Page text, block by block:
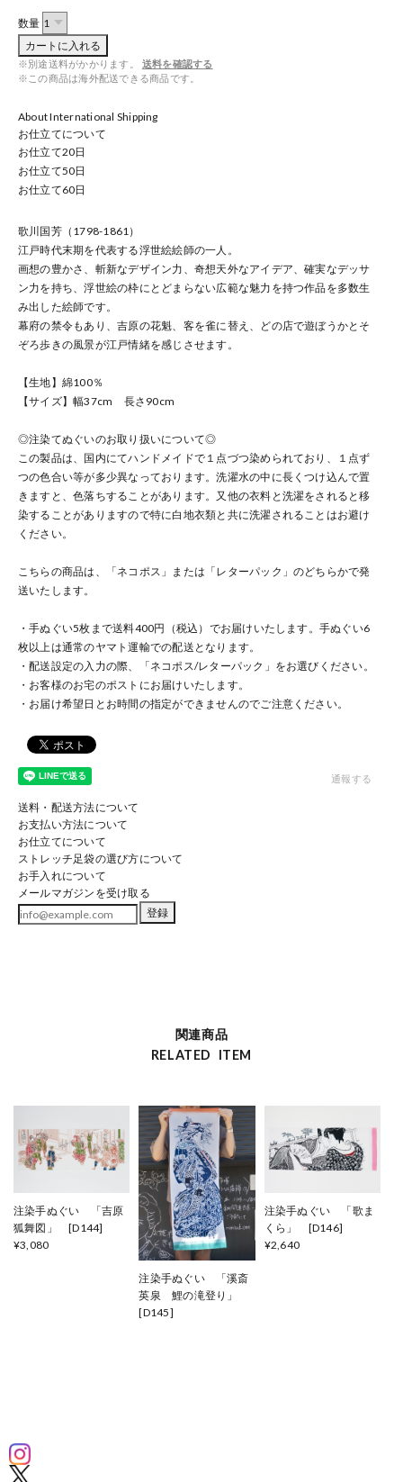
数量
カートに入れる
※別途送料がかかります。
送料を確認する
※この商品は海外配送できる商品です。
About International Shipping
お仕立てについて
お仕立て20日
お仕立て50日
お仕立て60日
歌川国芳（1798-1861）
江戸時代末期を代表する浮世絵絵師の一人。
画想の豊かさ、斬新なデザイン力、奇想天外なアイデア、確実なデッサ
ン力を持ち、浮世絵の枠にとどまらない広範な魅力を持つ作品を多数生
み出した絵師です。
幕府の禁令もあり、吉原の花魁、客を雀に替え、どの店で遊ぼうかとそ
ぞろ歩きの風景が江戸情緒を感じさせます。
【生地】綿100％
【サイズ】幅37cm 長さ90cm
◎注染てぬぐいのお取り扱いについて◎
この製品は、国内にてハンドメイドで１点づつ染められており、１点ず
つの色合い等が多少異なっております。洗濯水の中に長くつけ込んで置
きますと、色落ちすることがあります。又他の衣料と洗濯をされると移
染することがありますので特に白地衣類と共に洗濯されることはお避け
ください。
こちらの商品は、「ネコポス」または「レターパック」のどちらかで発
送いたします。
・手ぬぐい5枚まで送料400円（税込）でお届けいたします。手ぬぐい6
枚以上は通常のヤマト運輸での配送となります。
・配送設定の入力の際、「ネコポス/レターパック」をお選びください。
・お客様のお宅のポストにお届けいたします。
・お届け希望日とお時間の指定ができませんのでご注意ください。
通報する
送料・配送方法について
お支払い方法について
お仕立てについて
ストレッチ足袋の選び方について
お手入れについて
メールマガジンを受け取る
登録
関連商品
RELATED ITEM
注染手ぬぐい 「吉原
狐舞図」 [D144]
¥3,080
注染手ぬぐい 「溪斎
英泉 鯉の滝登り」
[D145]
注染手ぬぐい 「歌ま
くら」 [D146]
¥2,640